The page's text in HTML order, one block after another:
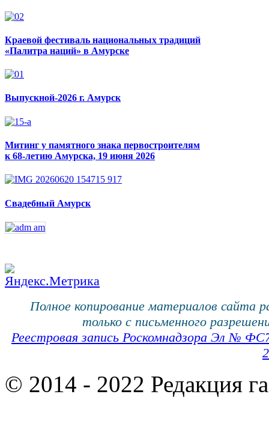
Краевой фестиваль национальных традиций
«Палитра наций» в Амурске
Выпускной-2026 г. Амурск
Митинг у памятного знака первостроителям
к 68-летию Амурска, 19 июня 2026
Свадебный Амурск
Полное копирование материалов сайта
только с письменного
Реестровая запись Роскомнадзора Эл №
© 2014 - 2022 Редакция